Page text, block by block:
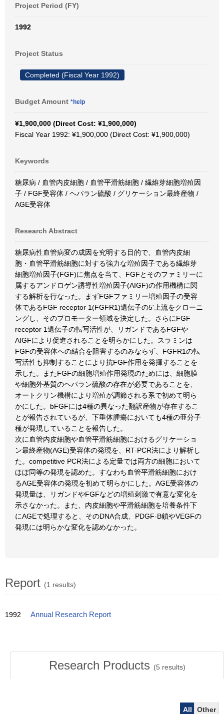
Project Period (FY)
1992
Project Status
Completed (Fiscal Year 1992)
Budget Amount *help
¥1,900,000 (Direct Cost: ¥1,900,000)
Fiscal Year 1992: ¥1,900,000 (Direct Cost: ¥1,900,000)
Keywords
糖尿病 / 血管内皮細胞 / 血管平滑筋細胞 / 繊維芽細胞増殖因
子 / FGF受容体 / ヘパラン硫酸 / グリケーション最終産物 /
AGE受容体
Research Abstract
糖尿病性血管病変の成因を究明する目的で、血管内皮細
胞・血管平滑筋細胞に対する強力な増殖因子である繊維芽
細胞増殖因子(FGF)に焦点を当て、FGFとそのファミリーに
属するアンドロゲン誘導性増殖因子(AIGF)の作用機構に関
する解析を行なった。まずFGFファミリー増殖因子の受容
体であるFGF receptor 1(FGFR1)遺伝子の5'上流をクローニ
ングし、そのプロモーター領域を決定した。さらにFGF
receptor 1遺伝子の転写活性が、リガンドであるFGFや
AIGFにより促進されることを明らかにした。スラミンは
FGFの受容体への結合を阻害するのみならず、FGFR1の転
写活性も抑制することにより抗FGF作用を発揮することを
示した。またFGFの細胞増殖作用発現のためには、細胞膜
や細胞外基質のヘパラン硫酸の存在が必要であることを、
オートクリン機構により増殖が調節される系で初めて明ら
かにした。bFGFには4種の異なった翻訳産物が存在するこ
とが報告されているが、下垂体腫瘍においても4種の亜分子
種が発現していることを報告した。
次に血管内皮細胞や血管平滑筋細胞におけるグリケーショ
ン最終産物(AGE)受容体の発現を、RT-PCR法により解析し
た。competitive PCR法による定量では両方の細胞において
ほぼ同等の発現を認めた。すなわち血管平滑筋細胞におけ
るAGE受容体の発現を初めて明らかにした。AGE受容体の
発現量は、リガンドやFGFなどの増殖刺激で有意な変化を
示さなかった。また、内皮細胞や平滑筋細胞を培養条件下
にAGEで処理すると、そのDNA合成、PDGF-B鎖やVEGFの
発現には明らかな変化を認めなかった。
Report (1 results)
1992 Annual Research Report
Research Products (5 results)
All
Other